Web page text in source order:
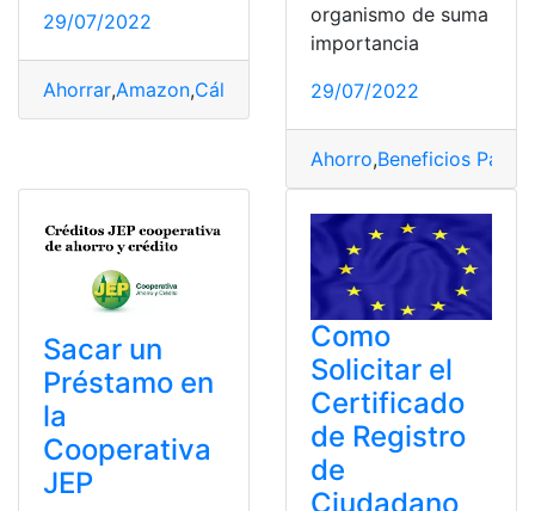
29/07/2022
Ahorrar,Amazon,Cálculos España,Suscripción
organismo de suma
importancia
29/07/2022
Ahorro,Beneficios Para
Sacar un
Préstamo en
la
Cooperativa
JEP
Como
Solicitar el
Certificado
de Registro
de
Ciudadano